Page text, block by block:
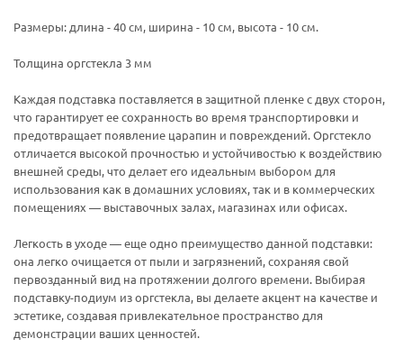
Размеры: длина - 40 см, ширина - 10 см, высота - 10 см.
Толщина оргстекла 3 мм
Каждая подставка поставляется в защитной пленке с двух сторон,
что гарантирует ее сохранность во время транспортировки и
предотвращает появление царапин и повреждений. Оргстекло
отличается высокой прочностью и устойчивостью к воздействию
внешней среды, что делает его идеальным выбором для
использования как в домашних условиях, так и в коммерческих
помещениях — выставочных залах, магазинах или офисах.
Легкость в уходе — еще одно преимущество данной подставки:
она легко очищается от пыли и загрязнений, сохраняя свой
первозданный вид на протяжении долгого времени. Выбирая
подставку-подиум из оргстекла, вы делаете акцент на качестве и
эстетике, создавая привлекательное пространство для
демонстрации ваших ценностей.